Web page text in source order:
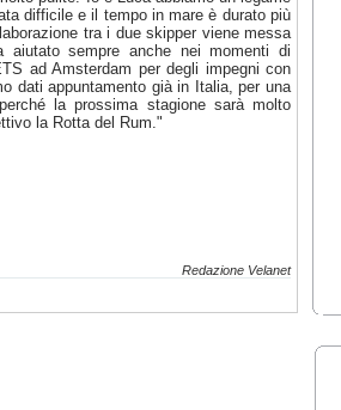
difficile e il tempo in mare è durato più
tra i due skipper viene messa
sempre anche nei momenti di
ad Amsterdam per degli impegni con
dati appuntamento già in Italia, per una
la prossima stagione sarà molto
la Rotta del Rum."
Redazione Velanet